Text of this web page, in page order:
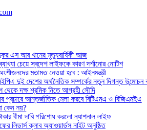
এস আর খানের মৃত্যুবার্ষিকী আজ
চেয়ে স্বদেশ লাইফকে কারণ দর্শানোর নোটিশ
মতামত নেওয়া হবে : আইনমন্ত্রী
দুই দেশের অর্থনৈতিক সম্পর্কের নতুন দিগন্ত উন্মোচন
থেকে দক্ষ শ্রমিক নিতে আগ্রহী সৌদি
প্রচারে আন্তর্জাতিক মেলা করবে বিটিএমএ ও বিজিএমইএ
কেন নয়?
বীমা দাবি পরিশোধ করলো ন্যাশনাল লাইফ
লিডার্স ক্লাব অ্যাওয়ার্ডস নাইট অনুষ্ঠিত